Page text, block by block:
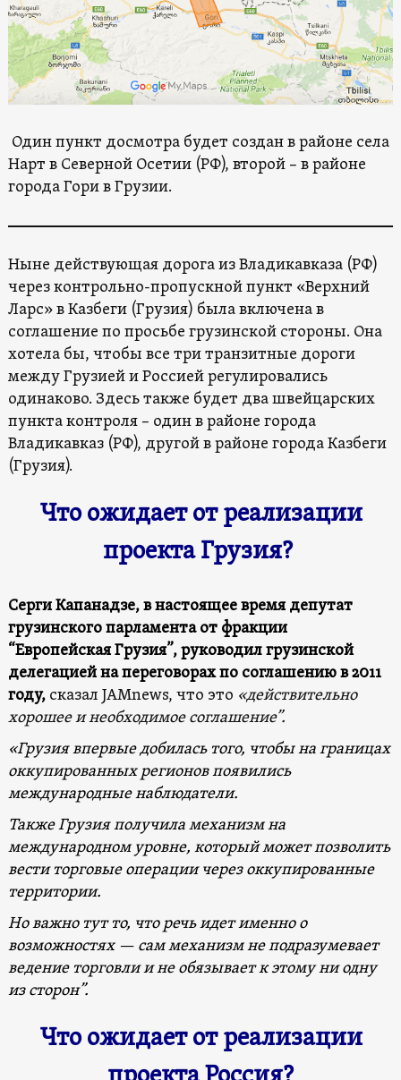
Один пункт досмотра будет создан в районе села
Нарт в Северной Осетии (РФ), второй – в районе
города Гори в Грузии.
Ныне действующая дорога из Владикавказа (РФ)
через контрольно-пропускной пункт «Верхний
Ларс» в Казбеги (Грузия) была включена в
соглашение по просьбе грузинской стороны. Она
хотела бы, чтобы все три транзитные дороги
между Грузией и Россией регулировались
одинаково. Здесь также будет два швейцарских
пункта контроля – один в районе города
Владикавказ (РФ), другой в районе города Казбеги
(Грузия).
Что ожидает от реализации
проекта Грузия?
Серги Капанадзе, в настоящее время депутат
грузинского парламента от фракции
“Европейская Грузия”, руководил грузинской
делегацией на переговорах по соглашению в 2011
году,сказал JAMnews, что это «действительно
хорошее и необходимое соглашение”.
«Грузия впервые добилась того, чтобы на границах
оккупированных регионов появились
международные наблюдатели.
Также Грузия получила механизм на
международном уровне, который может позволить
вести торговые операции через оккупированные
территории.
Но важно тут то, что речь идет именно о
возможностях — сам механизм не подразумевает
ведение торговли и не обязывает к этому ни одну
из сторон”.
Что ожидает от реализации